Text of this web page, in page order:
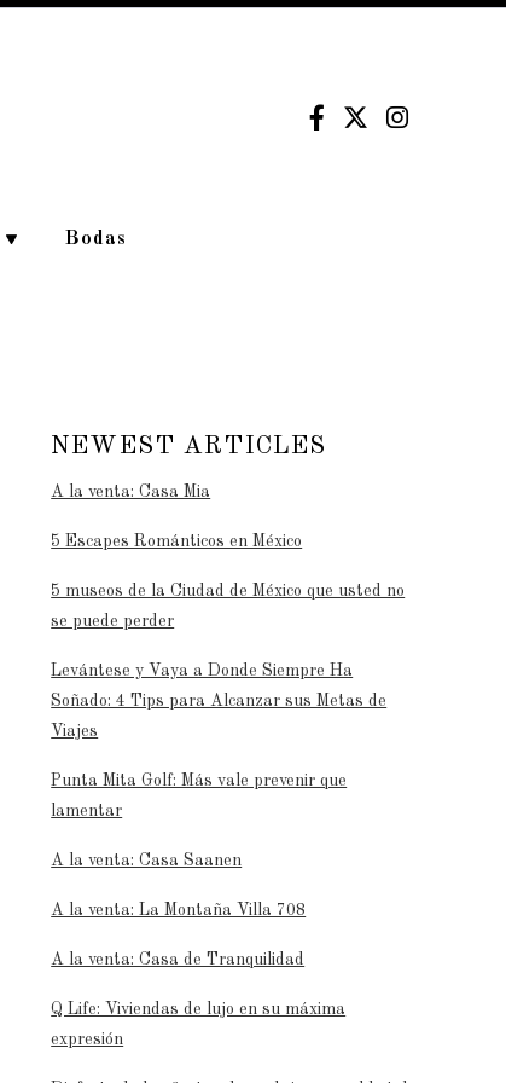
Bodas
NEWEST ARTICLES
A la venta: Casa Mia
5 Escapes Románticos en México
5 museos de la Ciudad de México que usted no
se puede perder
Levántese y Vaya a Donde Siempre Ha
Soñado: 4 Tips para Alcanzar sus Metas de
Viajes
Punta Mita Golf: Más vale prevenir que
lamentar
A la venta: Casa Saanen
A la venta: La Montaña Villa 708
A la venta: Casa de Tranquilidad
Q Life: Viviendas de lujo en su máxima
expresión